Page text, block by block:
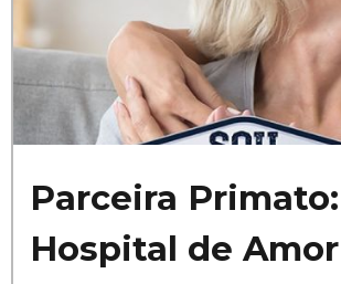
Parceira
Hospital de Amor